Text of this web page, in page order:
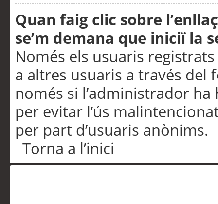
Quan faig clic sobre
se’m demana que iniciï la
Només els usuaris
a altres usuaris a través
només si l’administrador
per evitar l’ús
per part d’usuaris anònims.
Torna a l’inici